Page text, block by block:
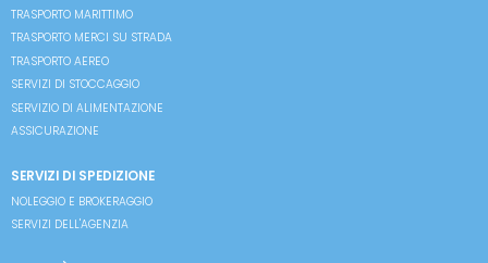
TRASPORTO MARITTIMO
TRASPORTO MERCI SU STRADA
TRASPORTO AEREO
SERVIZI DI STOCCAGGIO
SERVIZIO DI ALIMENTAZIONE
ASSICURAZIONE
SERVIZI DI SPEDIZIONE
NOLEGGIO E BROKERAGGIO
SERVIZI DELL'AGENZIA